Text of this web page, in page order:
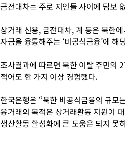
금전대차는 주로 지인들 사이에 담보
상거래 신용, 금전대차, 계 등은 북한
자금을 융통해주는 ‘비공식금융’에 해
조사결과에 따르면 북한 이탈 주민의
적어도 한 가지 이상 경험했다.
한국은행은 “북한 비공식금융의 규모
융거래의 목적은 상거래활동 지원이
생산활동 활성화에 큰 도움은 되지 못